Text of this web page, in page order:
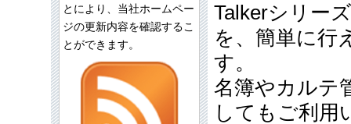
Talkerシリー
を、簡単に行
す。
名簿やカルテ
してもご利用
とにより、当社ホームペー
ジの更新内容を確認するこ
とができます。